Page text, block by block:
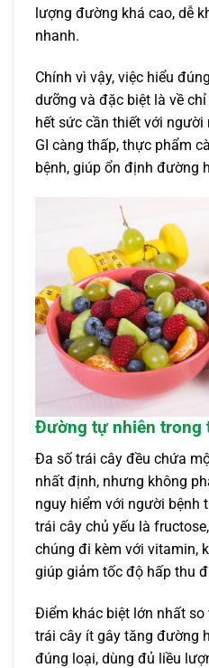
lượng đường khá cao, dễ
nhanh.
Chính vì vậy, việc hiểu
dưỡng và đặc biệt là về
hết sức cần thiết với
GI càng thấp, thực phẩm
bệnh, giúp ổn định đường
Đường tự nhiên trong
Đa số trái cây đều chứa
nhất định, nhưng không
nguy hiểm với người bệnh
trái cây chủ yếu là
chúng đi kèm với vitamin,
giúp giảm tốc độ hấp thu
Điểm khác biệt lớn nhất
trái cây ít gây tăng đường
đúng loại, dùng đủ liều